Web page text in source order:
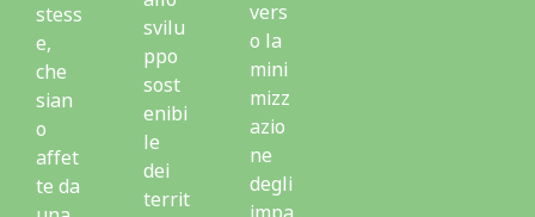
stess
e,
che
sian
o
affet
te da
svilu
ppo
sost
enibi
le
dei
territ
vers
o la
mini
mizz
azio
ne
degli